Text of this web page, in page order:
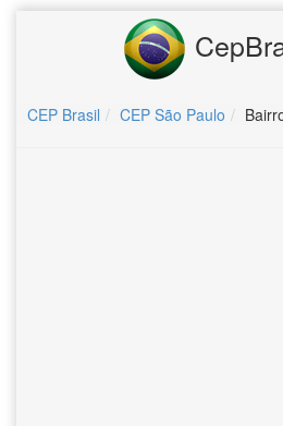
CEP Brasil CEP São Paulo